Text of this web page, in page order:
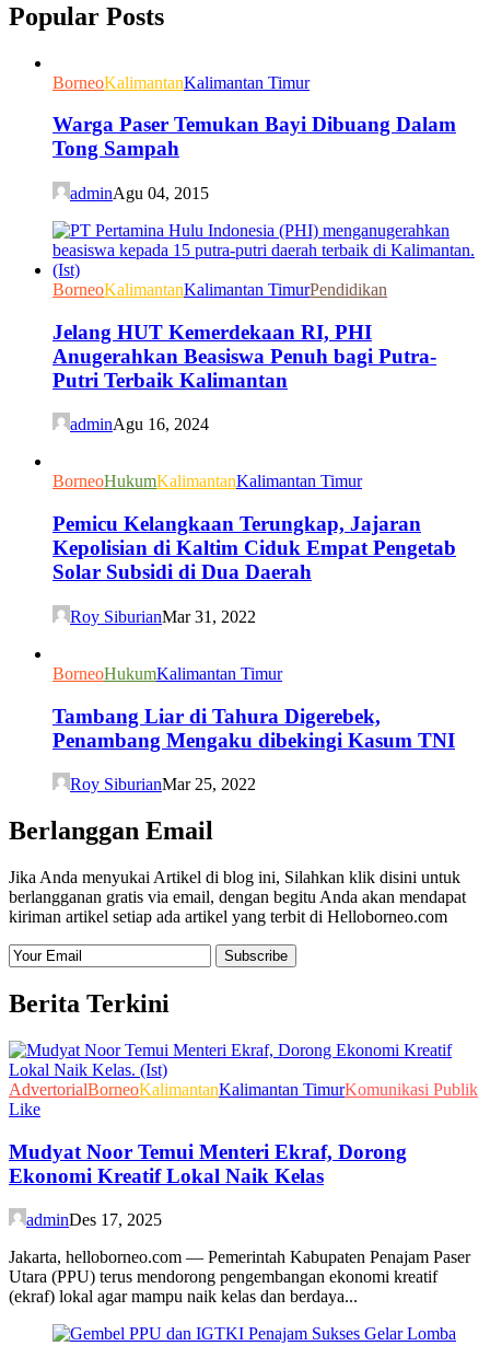
Popular Posts
BorneoKalimantanKalimantan Timur
Warga Paser Temukan Bayi Dibuang Dalam
Tong Sampah
adminAgu 04, 2015
BorneoKalimantanKalimantan TimurPendidikan
Jelang HUT Kemerdekaan RI, PHI
Anugerahkan Beasiswa Penuh bagi Putra-
Putri Terbaik Kalimantan
adminAgu 16, 2024
BorneoHukumKalimantanKalimantan Timur
Pemicu Kelangkaan Terungkap, Jajaran
Kepolisian di Kaltim Ciduk Empat Pengetab
Solar Subsidi di Dua Daerah
Roy SiburianMar 31, 2022
BorneoHukumKalimantan Timur
Tambang Liar di Tahura Digerebek,
Penambang Mengaku dibekingi Kasum TNI
Roy SiburianMar 25, 2022
Berlanggan Email
Jika Anda menyukai Artikel di blog ini, Silahkan klik disini untuk
berlangganan gratis via email, dengan begitu Anda akan mendapat
kiriman artikel setiap ada artikel yang terbit di Helloborneo.com
Berita Terkini
AdvertorialBorneoKalimantanKalimantan TimurKomunikasi Publik
Like
Mudyat Noor Temui Menteri Ekraf, Dorong
Ekonomi Kreatif Lokal Naik Kelas
adminDes 17, 2025
Jakarta, helloborneo.com — Pemerintah Kabupaten Penajam Paser
Utara (PPU) terus mendorong pengembangan ekonomi kreatif
(ekraf) lokal agar mampu naik kelas dan berdaya...